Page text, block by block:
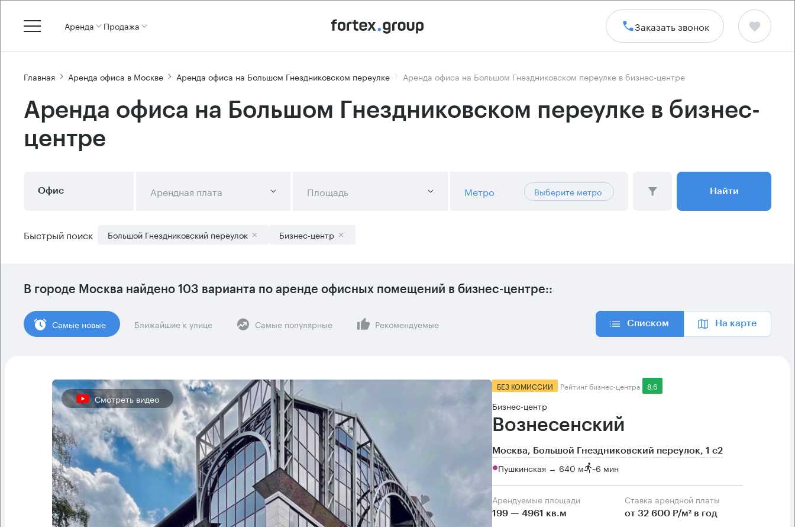
Аренда Продажа Заказать звонок
Главная Аренда офиса в Москве Аренда офиса на Большом Гнездниковском переулке Аренда офиса на Большом Гнездниковском переулке в бизнес-центре
Аренда офиса на Большом Гнездниковском переулке в бизнес-
центре
Офис Арендная плата Площадь Метро Выберите метро Найти
Быстрый поиск Большой Гнездниковский переулок Бизнес-центр
В городе Москва найдено 103 варианта по аренде офисных помещений в бизнес-центре::
Cамые новые Ближайшие к улице Самые популярные Рекомендуемые Списком На карте
Смотреть видео
БЕЗ КОМИССИИ Рейтинг бизнес-центра 8.6
Бизнес-центр
Вознесенский
Москва, Большой Гнездниковский переулок, 1 с2
Пушкинская → 640 м ~6 мин
Арендуемые площади
199 — 4961 кв.м
Ставка арендной платы
от 32 600 Р/м² в год